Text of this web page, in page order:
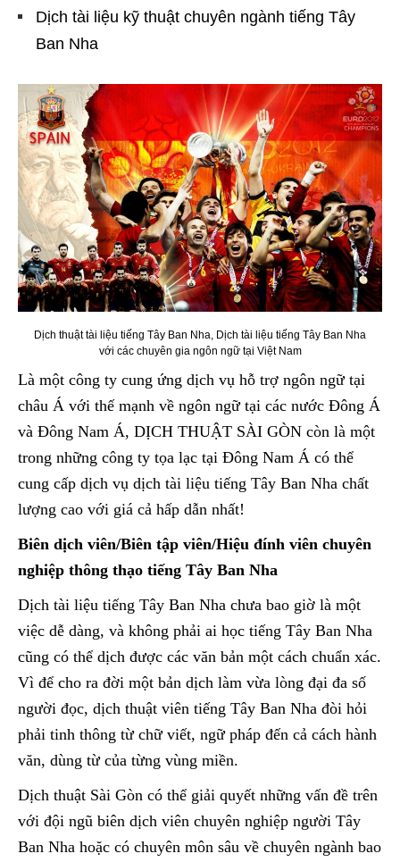
Dịch tài liệu kỹ thuật chuyên ngành tiếng Tây
Ban Nha
Dịch thuật tài liệu tiếng Tây Ban Nha, Dịch tài liệu tiếng Tây Ban Nha
với các chuyên gia ngôn ngữ tại Việt Nam
Là một công ty cung ứng dịch vụ hỗ trợ ngôn ngữ tại
châu Á với thế mạnh về ngôn ngữ tại các nước Đông Á
và Đông Nam Á, DỊCH THUẬT SÀI GÒN còn là một
trong những công ty tọa lạc tại Đông Nam Á có thể
cung cấp dịch vụ dịch tài liệu tiếng Tây Ban Nha chất
lượng cao với giá cả hấp dẫn nhất!
Biên dịch viên/Biên tập viên/Hiệu đính viên chuyên
nghiệp thông thạo tiếng Tây Ban Nha
Dịch tài liệu tiếng Tây Ban Nha chưa bao giờ là một
việc dễ dàng, và không phải ai học tiếng Tây Ban Nha
cũng có thể dịch được các văn bản một cách chuẩn xác.
Vì để cho ra đời một bản dịch làm vừa lòng đại đa số
người đọc, dịch thuật viên tiếng Tây Ban Nha đòi hỏi
phải tinh thông từ chữ viết, ngữ pháp đến cả cách hành
văn, dùng từ của từng vùng miền.
Dịch thuật Sài Gòn có thể giải quyết những vấn đề trên
với đội ngũ biên dịch viên chuyên nghiệp người Tây
Ban Nha hoặc có chuyên môn sâu về chuyên ngành bao